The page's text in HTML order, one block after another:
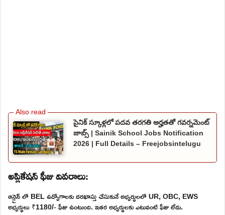
సైనిక్ స్కూళ్లలో పదవ తరగతి అర్హతతో గవర్నమెంట్
జాబ్స్ | Sainik School Jobs Notification
2026 | Full Details – Freejobsintelugu
అప్లికేషన్ ఫీజు వివరాలు:
ఆన్లైన్ లో BEL ఉద్యోగాలకు దరఖాస్తు చేసుకునే అభ్యర్థులలో UR, OBC, EWS
అభ్యర్థులు ₹1180/- ఫీజు ఉంటుంది. ఇతర అభ్యర్థులకు ఎటువంటి ఫీజు లేదు.